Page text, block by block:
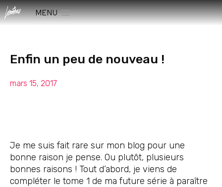
MENU
Enfin un peu de nouveau !
mars 15, 2017
Je me suis fait rare sur mon blog pour une
bonne raison je pense. Ou plutôt, plusieurs
bonnes raisons ! Tout d’abord, je viens de
compléter le tome 1 de ma future série à paraître